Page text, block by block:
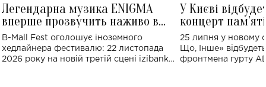
Легендарна музика ENIGMA
вперше прозвучить наживо в
Україні: де відбудеться концерт
B-Mall Fest оголошує іноземного
хедлайнера фестивалю: 22 листопада
2026 року на новій третій сцені izibank
У Києві
концерт
Клименка:
виконають
25 липня у новому
Що, Інше»
фронтмена гурту